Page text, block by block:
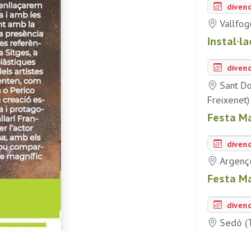
Sant
Freixenet)
Festa
Festa
Sedó